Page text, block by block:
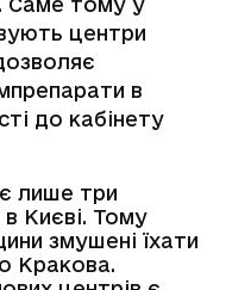
центри
в
до кабінету
є лише три
Києві. Тому
змушені їхати
Кракова.